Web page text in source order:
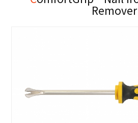
Remover